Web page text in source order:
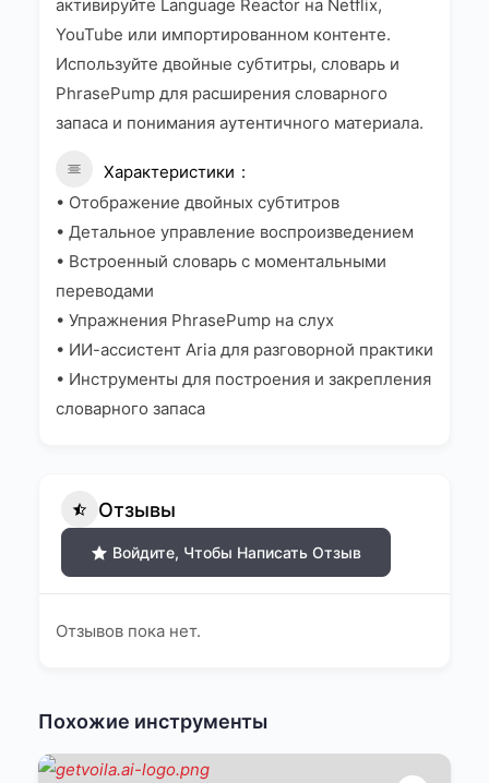
активируйте Language Reactor на Netflix,
YouTube или импортированном контенте.
Используйте двойные субтитры, словарь и
PhrasePump для расширения словарного
запаса и понимания аутентичного материала.
Характеристики
• Отображение двойных субтитров
• Детальное управление воспроизведением
• Встроенный словарь с моментальными
переводами
• Упражнения PhrasePump на слух
• ИИ-ассистент Aria для разговорной практики
• Инструменты для построения и закрепления
словарного запаса
Отзывы
Войдите, Чтобы Написать Отзыв
Отзывов пока нет.
Похожие инструменты